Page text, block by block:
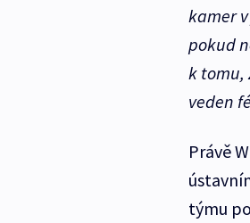
kamer
pokud
k tomu,
veden
Právě
týmu